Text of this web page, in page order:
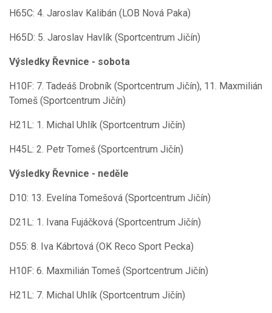
H65C: 4. Jaroslav Kalibán (LOB Nová Paka)
H65D: 5. Jaroslav Havlík (Sportcentrum Jičín)
Výsledky Řevnice - sobota
H10F: 7. Tadeáš Drobník (Sportcentrum Jičín), 11. Maxmilián
Tomeš (Sportcentrum Jičín)
H21L: 1. Michal Uhlík (Sportcentrum Jičín)
H45L: 2. Petr Tomeš (Sportcentrum Jičín)
Výsledky Řevnice - neděle
D10: 13. Evelína Tomešová (Sportcentrum Jičín)
D21L: 1. Ivana Fujáčková (Sportcentrum Jičín)
D55: 8. Iva Kábrtová (OK Reco Sport Pecka)
H10F: 6. Maxmilián Tomeš (Sportcentrum Jičín)
H21L: 7. Michal Uhlík (Sportcentrum Jičín)